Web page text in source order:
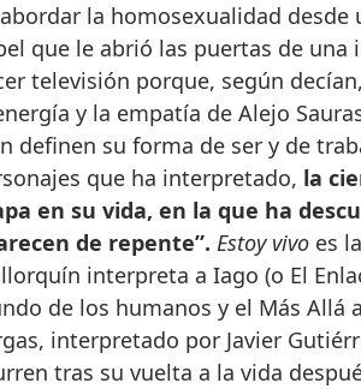
la homosexualidad
que le abrió las puertas de
televisión porque, según
y la empatía de Alejo
definen su forma de ser y de
que ha interpretado, la
en su vida, en la que ha
de repente”. Estoy vivoes
interpreta a Iago (o El
de los humanos y el Más Allá
interpretado por Javier
tras su vuelta a la vida